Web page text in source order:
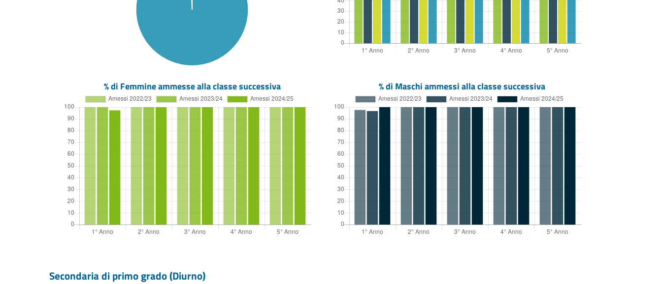
% di Femmine ammesse alla classe successiva % di Maschi ammessi alla classe successiva
Secondaria di primo grado (Diurno)